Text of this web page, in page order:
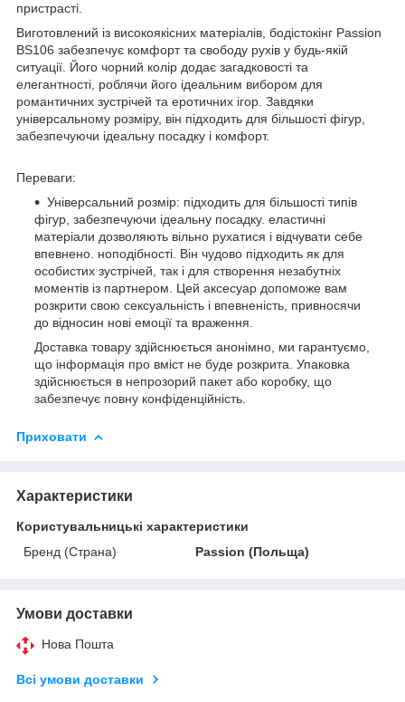
пристрасті.
Виготовлений із високоякісних матеріалів, бодістокінг Passion
BS106 забезпечує комфорт та свободу рухів у будь-якій
ситуації. Його чорний колір додає загадковості та
елегантності, роблячи його ідеальним вибором для
романтичних зустрічей та еротичних ігор. Завдяки
універсальному розміру, він підходить для більшості фігур,
забезпечуючи ідеальну посадку і комфорт.
Переваги:
Універсальний розмір: підходить для більшості типів
фігур, забезпечуючи ідеальну посадку. еластичні
матеріали дозволяють вільно рухатися і відчувати себе
впевнено. ноподібності. Він чудово підходить як для
особистих зустрічей, так і для створення незабутніх
моментів із партнером. Цей аксесуар допоможе вам
розкрити свою сексуальність і впевненість, привносячи
до відносин нові емоції та враження.
Доставка товару здійснюється анонімно, ми гарантуємо,
що інформація про вміст не буде розкрита. Упаковка
здійснюється в непрозорий пакет або коробку, що
забезпечує повну конфіденційність.
Приховати
Характеристики
Користувальницькі характеристики
Бренд (Страна)
Passion (Польща)
Умови доставки
Нова Пошта
Всі умови доставки